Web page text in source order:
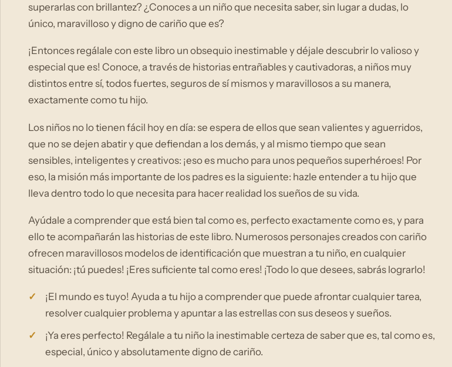
superarlas con brillantez? ¿Conoces a un niño que necesita saber, sin lugar a dudas, lo
único, maravilloso y digno de cariño que es?
¡Entonces regálale con este libro un obsequio inestimable y déjale descubrir lo valioso y
especial que es! Conoce, a través de historias entrañables y cautivadoras, a niños muy
distintos entre sí, todos fuertes, seguros de sí mismos y maravillosos a su manera,
exactamente como tu hijo.
Los niños no lo tienen fácil hoy en día: se espera de ellos que sean valientes y aguerridos,
que no se dejen abatir y que defiendan a los demás, y al mismo tiempo que sean
sensibles, inteligentes y creativos: ¡eso es mucho para unos pequeños superhéroes! Por
eso, la misión más importante de los padres es la siguiente: hazle entender a tu hijo que
lleva dentro todo lo que necesita para hacer realidad los sueños de su vida.
Ayúdale a comprender que está bien tal como es, perfecto exactamente como es, y para
ello te acompañarán las historias de este libro. Numerosos personajes creados con cariño
ofrecen maravillosos modelos de identificación que muestran a tu niño, en cualquier
situación: ¡tú puedes! ¡Eres suficiente tal como eres! ¡Todo lo que desees, sabrás lograrlo!
¡El mundo es tuyo! Ayuda a tu hijo a comprender que puede afrontar cualquier tarea,
resolver cualquier problema y apuntar a las estrellas con sus deseos y sueños.
¡Ya eres perfecto! Regálale a tu niño la inestimable certeza de saber que es, tal como es,
especial, único y absolutamente digno de cariño.